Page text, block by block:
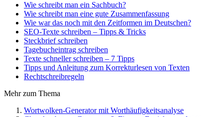
Wie schreibt man ein Sachbuch?
Wie schreibt man eine gute Zusammenfassung
Wie war das noch mit den Zeitformen im Deutschen?
SEO-Texte schreiben – Tipps & Tricks
Steckbrief schreiben
Tagebucheintrag schreiben
Texte schneller schreiben – 7 Tipps
Tipps und Anleitung zum Korrekturlesen von Texten
Rechtschreibregeln
Mehr zum Thema
Wortwolken-Generator mit Worthäufigkeitsanalyse